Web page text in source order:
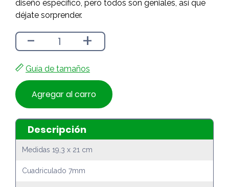
diseño específico, pero todos son geniales, así que
déjate sorprender.
- +
Guía de tamaños
Agregar al carro
Descripción
Medidas 19,3 x 21 cm
Cuadriculado 7mm